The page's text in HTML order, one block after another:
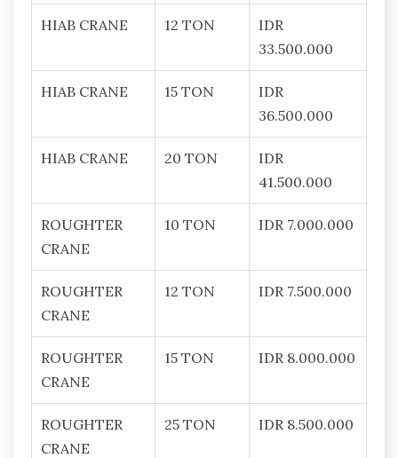
HIAB CRANE 12 TON
IDR
33.500.000
HIAB CRANE 15 TON
IDR
36.500.000
HIAB CRANE 20 TON
IDR
41.500.000
ROUGHTER
CRANE
10 TON IDR 7.000.000
ROUGHTER
CRANE
12 TON IDR 7.500.000
ROUGHTER
CRANE
15 TON IDR 8.000.000
ROUGHTER
CRANE
25 TON IDR 8.500.000